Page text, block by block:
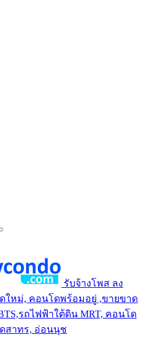
รับจ้างโพส ลง
ใหม่, คอนโดพร้อมอยู่ ,ขายขาด
รถไฟฟ้าใต้ดิน MRT, คอนโด
สาทร, อ่อนนุช